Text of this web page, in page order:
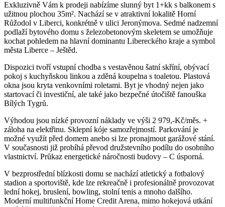
Exkluzivně Vám k prodeji nabízíme slunný byt 1+kk s balkonem s
užitnou plochou 35m². Nachází se v atraktivní lokalitě Horní
Růžodol v Liberci, konkrétně v ulici Jeronýmova. Sedmé nadzemní
podlaží bytového domu s železobetonovým skeletem se umožňuje
kochat pohledem na hlavní dominantu Libereckého kraje a symbol
města Liberce – Ještěd.
Dispozici tvoří vstupní chodba s vestavěnou šatní skříní, obývací
pokoj s kuchyňskou linkou a zděná koupelna s toaletou. Plastová
okna jsou kryta venkovními roletami. Byt je vhodný nejen jako
startovací či investiční, ale také jako bezpečné útočiště fanouška
Bílých Tygrů.
Výhodou jsou nízké provozní náklady ve výši 2 979,-Kč/měs. +
záloha na elektřinu. Sklepní kóje samozřejmostí. Parkování je
možné využít před domem anebo si lze pronajmout garážové stání.
V současnosti již probíhá převod družstevního podílu do osobního
vlastnictví. Průkaz energetické náročnosti budovy – C úsporná.
V bezprostřední blízkosti domu se nachází atletický a fotbalový
stadion a sportoviště, kde lze rekreačně i profesionálně provozovat
lední hokej, bruslení, bowling, stolní tenis a mnoho dalšího.
Moderní multifunkční Home Credit Arena, mimo hokejová utkání